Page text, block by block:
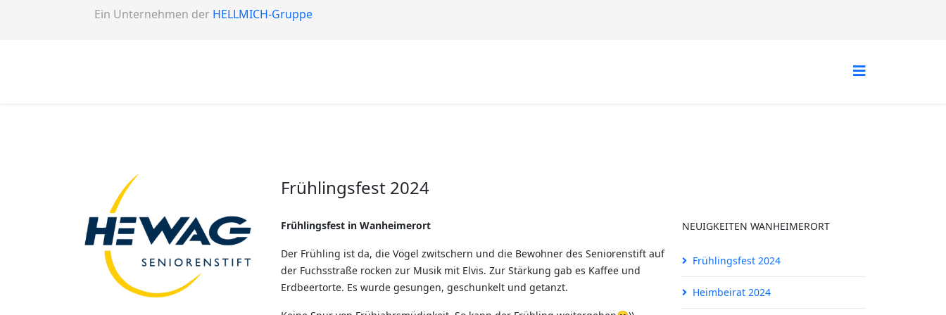
Ein Unternehmen der HELLMICH-Gruppe
Frühlingsfest 2024
Frühlingsfest in Wanheimerort
Der Frühling ist da, die Vögel zwitschern und die Bewohner des Seniorenstift auf
der Fuchsstraße rocken zur Musik mit Elvis. Zur Stärkung gab es Kaffee und
Erdbeertorte. Es wurde gesungen, geschunkelt und getanzt.
NEUIGKEITEN WANHEIMERORT
Frühlingsfest 2024
Heimbeirat 2024